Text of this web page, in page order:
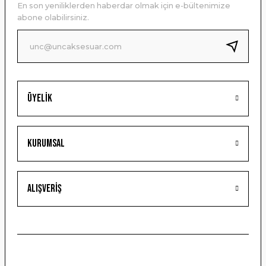
Ürün bilgilerinde hatalar bulunuyor.
Ürün fiyatı diğer sitelerden daha pahalı.
Bu ürüne benzer farklı alternatifler olmalı.
Gönder
Üyelik
Kurumsal
Alışveriş
En son yeniliklerden haberdar olmak için e-bültenimize
abone olabilirsiniz.